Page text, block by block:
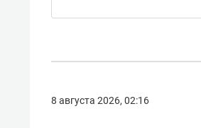
8 августа 2026, 02:16